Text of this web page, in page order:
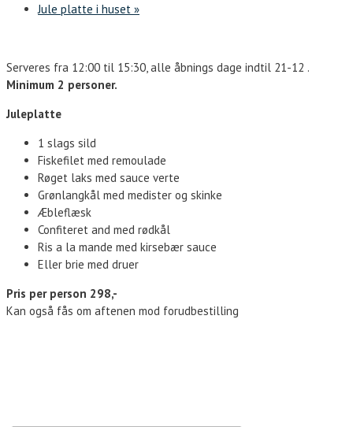
Jule platte i huset »
Serveres fra 12:00 til 15:30, alle åbnings dage indtil 21-12 .
Minimum 2 personer.
Juleplatte
1 slags sild
Fiskefilet med remoulade
Røget laks med sauce verte
Grønlangkål med medister og skinke
Æbleflæsk
Confiteret and med rødkål
Ris a la mande med kirsebær sauce
Eller brie med druer
Pris per person 298,-
Kan også fås om aftenen mod forudbestilling